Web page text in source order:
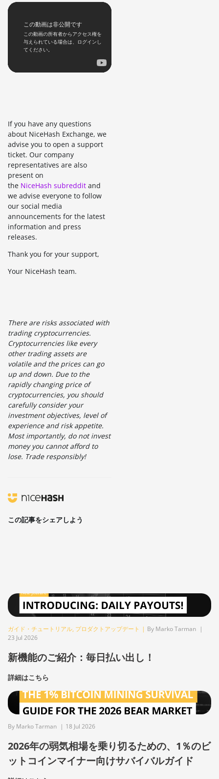
If you have any questions
about NiceHash Exchange, we
advise you to open a support
ticket. Our company
representatives are also
present on
the NiceHash subreddit and
we advise everyone to follow
our social media
announcements for the latest
information and press
releases.
Thank you for your support,
Your NiceHash team.
There are risks associated with
trading cryptocurrencies.
Cryptocurrencies like every
other trading assets are
volatile and the prices can go
up and down. Due to the
rapidly changing price of
cryptocurrencies, you should
carefully consider your
investment objectives, level of
experience and risk appetite.
Most importantly, do not invest
money you cannot afford to
lose. Trade responsibly!
この記事をシェアしよう
ガイド・チュートリアル, プロダクトアップデート | By Marko Tarman |
23 Jul 2026
新機能のご紹介：毎日払い出し！
詳細はこちら
By Marko Tarman | 18 Jul 2026
2026年の弱気相場を乗り切るための、1％のビ
ットコインマイナー向けサバイバルガイド